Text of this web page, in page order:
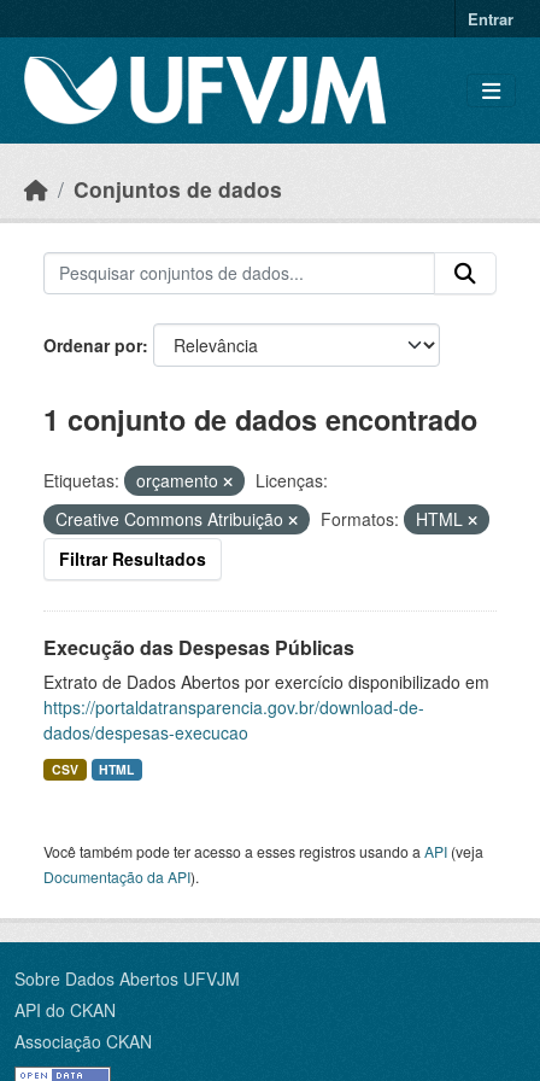
Entrar
Conjuntos de dados
Ordenar por
1 conjunto de dados encontrado
Etiquetas: orçamento
Licenças:
Creative Commons Atribuição
Formatos:
HTML
Filtrar Resultados
Execução das Despesas Públicas
Extrato de Dados Abertos por exercício disponibilizado em
https://portaldatransparencia.gov.br/download-de-
dados/despesas-execucao
CSV HTML
Você também pode ter acesso a esses registros usando a API (veja
Documentação da API).
Sobre Dados Abertos UFVJM
API do CKAN
Associação CKAN